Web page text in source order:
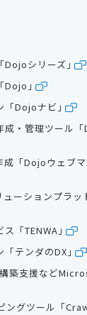
Dojoシリーズ」
Dojo」
「Dojoナビ」
成・管理ツール
「Dojoウェブ
ーションプラッ
ス「TENWA」
「テンダのDX」
築支援など
ングツール「